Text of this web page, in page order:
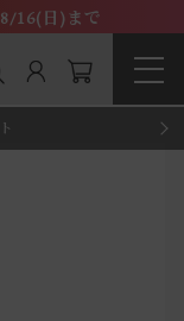
16(日)まで